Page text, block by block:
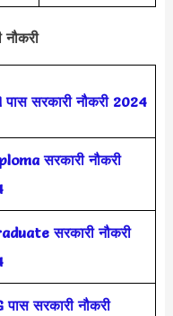
नौकरी
पास सरकारी नौकरी 2024
सरकारी नौकरी
सरकारी नौकरी
पास सरकारी नौकरी